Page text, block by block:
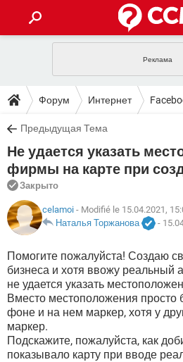
INSTAGRAM
ИГРЫ
ВКОНТАКТЕ
GOOGLE
ПОЛЕЗНЫЕ СОВЕТЫ
TIKTOK
FACEBOOK
WINDOWS 10
ВИДЕО
YANDEX
ЗАГРУЗКИ
TIKTOK
WHATSAPP
FACEBOOK
WINDOWS 10
YANDEX
ФОРУМ
TIKTOK
WHATSAPP
FACEBOOK
WINDOWS 10
ВИДЕО
YANDEX
ЭНЦИКЛОПЕДИЯ
TIKTOK
FACEBOOK
WINDOWS 10
YANDEX
Форум Интернет
Предыдущая Тема
Не удается указать
фирмы на карте при
Закрыто
celamoi - Modifié le 15.04.2021,
Наталья Торжанова
-
Помогите пожалуйста! Создаю
бизнеса и хотя ввожу реальный
не удается указать
Вместо местоположения просто
фоне и на нем маркер, хотя у
маркер.
Подскажите, пожалуйста, как
показывало карту при вводе